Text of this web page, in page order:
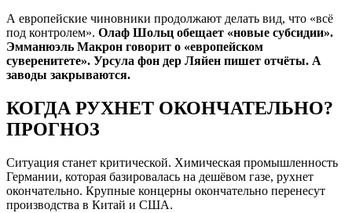
А европейские чиновники продолжают делать вид, что «всё
под контролем». Олаф Шольц обещает «новые субсидии».
Эмманюэль Макрон говорит о «европейском
суверенитете». Урсула фон дер Ляйен пишет отчёты. А
заводы закрываются.
КОГДА РУХНЕТ ОКОНЧАТЕЛЬНО?
ПРОГНОЗ
Ситуация станет критической. Химическая промышленность
Германии, которая базировалась на дешёвом газе, рухнет
окончательно. Крупные концерны окончательно перенесут
производства в Китай и США.